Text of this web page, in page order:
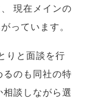
現在メインの
っています。
りと面談を行
のも同社の特
談しながら選